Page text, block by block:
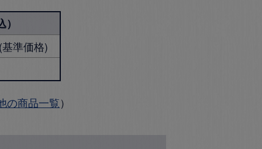
準価格)
の商品一覧）